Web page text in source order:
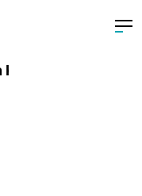
IIA Batam